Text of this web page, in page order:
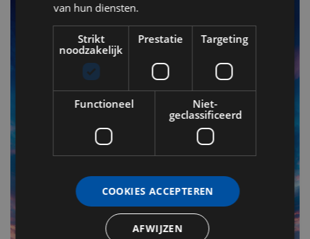
van hun diensten.
Strikt
noodzakelijk
Prestatie Targeting
Functioneel
Niet-
geclassificeerd
COOKIES ACCEPTEREN
AFWIJZEN